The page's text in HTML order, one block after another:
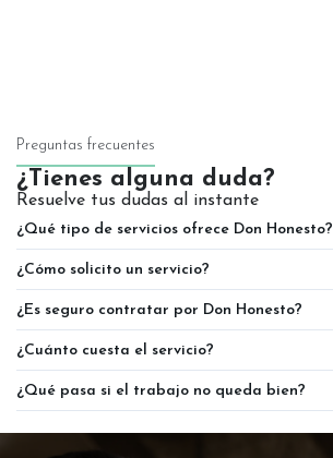
Preguntas frecuentes
¿Tienes alguna duda?
Resuelve tus dudas al instante
¿Qué tipo de servicios ofrece Don Honesto?
¿Cómo solicito un servicio?
¿Es seguro contratar por Don Honesto?
¿Cuánto cuesta el servicio?
¿Qué pasa si el trabajo no queda bien?